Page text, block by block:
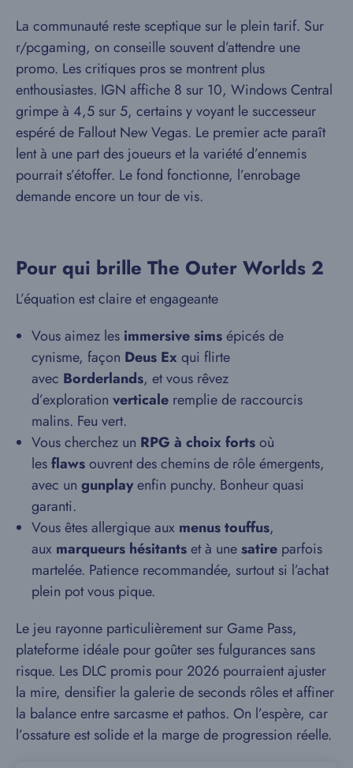
La communauté reste sceptique sur le plein tarif. Sur
r/pcgaming, on conseille souvent d’attendre une
promo. Les critiques pros se montrent plus
enthousiastes. IGN affiche 8 sur 10, Windows Central
grimpe à 4,5 sur 5, certains y voyant le successeur
espéré de Fallout New Vegas. Le premier acte paraît
lent à une part des joueurs et la variété d’ennemis
pourrait s’étoffer. Le fond fonctionne, l’enrobage
demande encore un tour de vis.
Pour qui brille The Outer Worlds 2
L’équation est claire et engageante
Vous aimez les immersive simsépicés de
cynisme, façon Deus Ex qui flirte
avec Borderlands, et vous rêvez
d’exploration verticale remplie de raccourcis
malins. Feu vert.
Vous cherchez un RPG à choix fortsoù
lesflawsouvrent des chemins de rôle émergents,
avec un gunplayenfin punchy. Bonheur quasi
garanti.
Vous êtes allergique aux menus touffus,
aux marqueurs hésitantset à unesatire parfois
martelée. Patience recommandée, surtout si l’achat
plein pot vous pique.
Le jeu rayonne particulièrement sur Game Pass,
plateforme idéale pour goûter ses fulgurances sans
risque. Les DLC promis pour 2026 pourraient ajuster
la mire, densifier la galerie de seconds rôles et affiner
la balance entre sarcasme et pathos. On l’espère, car
l’ossature est solide et la marge de progression réelle.